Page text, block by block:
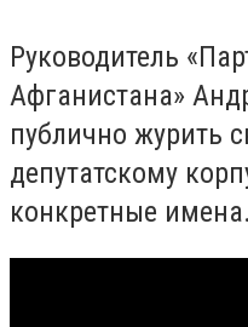
Руководитель
Афганистана»
публично журить
депутатскому
конкретные имена.